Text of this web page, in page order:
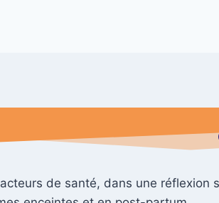
de santé, dans une réflexion